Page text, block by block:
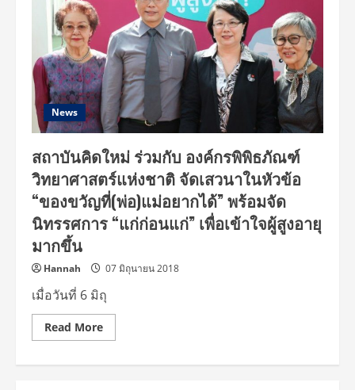
News
สถาบันคิดใหม่ ร่วมกับ องค์กรพิพิธภัณฑ์
วิทยาศาสตร์แห่งชาติ จัดเสวนาในหัวข้อ
“ของขวัญที่(พ่อ)แม่อยากได้” พร้อมจัด
นิทรรศการ “แก่ก่อนแก่” เพื่อเข้าใจผู้สูงอายุ
มากขึ้น
Hannah 07 มิถุนายน 2018
เมื่อวันที่ 6 มิถุ
Read MoreRead
more